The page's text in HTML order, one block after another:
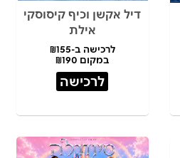
דיל אקשן וכיף קיסוסקי
אילת
לרכישה ב-₪155
במקום ₪190
לרכישה